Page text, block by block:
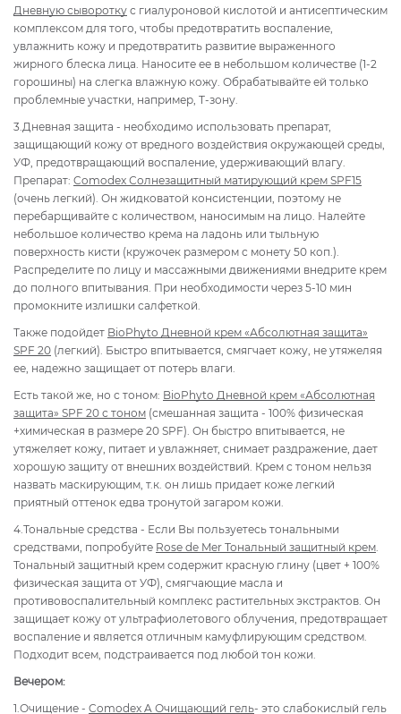
Дневную сыворотку с гиалуроновой кислотой и антисептическим
комплексом для того, чтобы предотвратить воспаление,
увлажнить кожу и предотвратить развитие выраженного
жирного блеска лица. Наносите ее в небольшом количестве (1-2
горошины) на слегка влажную кожу. Обрабатывайте ей только
проблемные участки, например, Т-зону.
3.Дневная защита - необходимо использовать препарат,
защищающий кожу от вредного воздействия окружающей среды,
УФ, предотвращающий воспаление, удерживающий влагу.
Препарат: Comodex Солнезащитный матирующий крем SPF15
(очень легкий). Он жидковатой консистенции, поэтому не
перебарщивайте с количеством, наносимым на лицо. Налейте
небольшое количество крема на ладонь или тыльную
поверхность кисти (кружочек размером с монету 50 коп.).
Распределите по лицу и массажными движениями внедрите крем
до полного впитывания. При необходимости через 5-10 мин
промокните излишки салфеткой.
Также подойдет BioPhyto Дневной крем «Абсолютная защита»
SPF 20 (легкий). Быстро впитывается, смягчает кожу, не утяжеляя
ее, надежно защищает от потерь влаги.
Есть такой же, но с тоном: BioPhyto Дневной крем «Абсолютная
защита» SPF 20 с тоном (смешанная защита - 100% физическая
+химическая в размере 20 SPF). Он быстро впитывается, не
утяжеляет кожу, питает и увлажняет, снимает раздражение, дает
хорошую защиту от внешних воздействий. Крем с тоном нельзя
назвать маскирующим, т.к. он лишь придает коже легкий
приятный оттенок едва тронутой загаром кожи.
4.Тональные средства - Если Вы пользуетесь тональными
средствами, попробуйте Rose de Mer Тональный защитный крем
Тональный защитный крем содержит красную глину (цвет + 100%
физическая защита от УФ), смягчающие масла и
противовоспалительный комплекс растительных экстрактов. Он
защищает кожу от ультрафиолетового облучения, предотвращает
воспаление и является отличным камуфлирующим средством.
Подходит всем, подстраивается под любой тон кожи.
Вечером:
1.Очищение - Comodex A Очищающий гель- это слабокислый гель